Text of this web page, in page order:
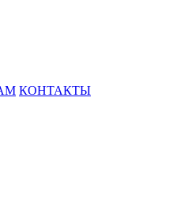
КОНТАКТЫ